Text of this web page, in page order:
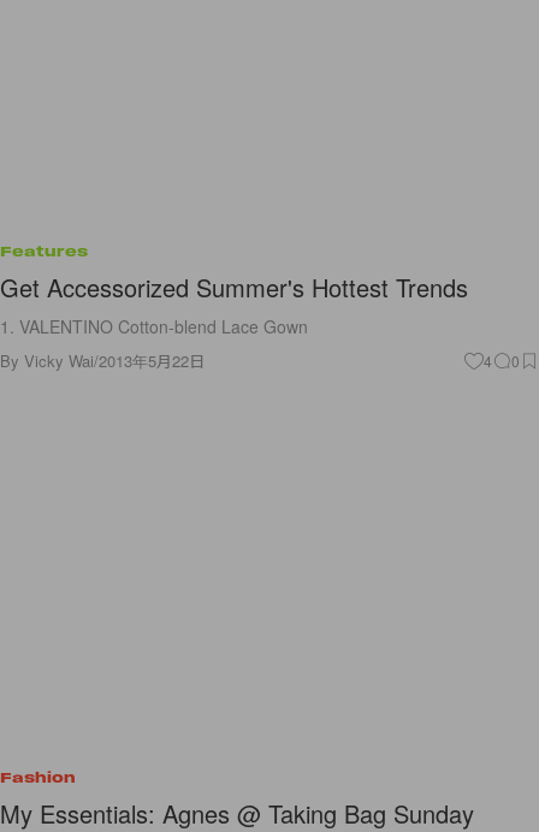
Features
Get Accessorized Summer's Hottest Trends
1. VALENTINO Cotton-blend Lace Gown
By Vicky Wai/2013年5月22日 4 0
Fashion
My Essentials: Agnes @ Taking Bag Sunday